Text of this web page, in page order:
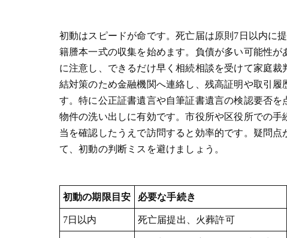
初動はスピードが命です。死亡届は原則7日以内に
籍謄本一式の収集を始めます。負債が多い可能性が
に注意し、できるだけ早く相続相談を受けて家庭
結対策のため金融機関へ連絡し、残高証明や取引
す。特に公正証書遺言や自筆証書遺言の検認要否を
物件の洗い出しに有効です。市役所や区役所での
当を確認したうえで訪問すると効率的です。疑問
て、初動の判断ミスを避けましょう。
初動の期限目安 必要な手続き
7日以内 死亡届提出、火葬許可